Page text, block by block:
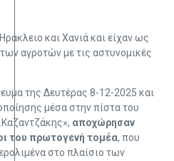
και Χανιά και είχαν ως
αγροτών με τις αστυνομικές
της Δευτέρας 8-12-2025 και
μέσα στην πίστα του
αποχώρησαν
του πρωτογενή τομέα, που
στο πλαίσιο των